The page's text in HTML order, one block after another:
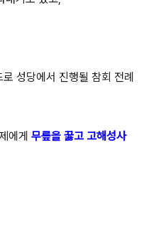
성당에서 진행될 참회 전례
에게 무릎을 꿇고 고해성사